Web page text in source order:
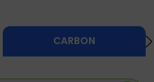
CARBON